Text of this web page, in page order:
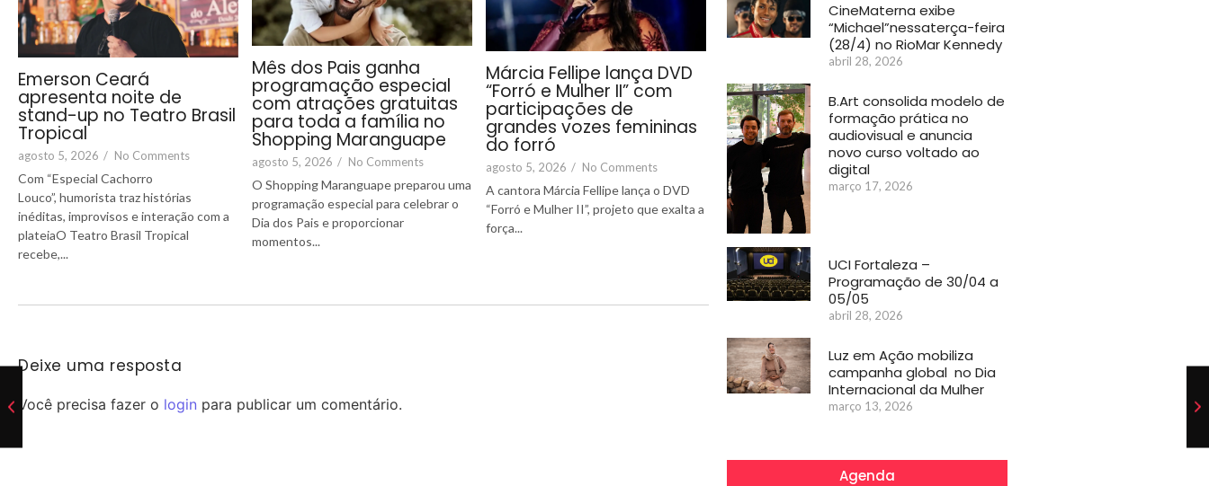
Emerson Ceará
apresenta noite de
stand-up no Teatro Brasil
Tropical
agosto 5, 2026 / No Comments
Com “Especial Cachorro
Louco”, humorista traz histórias
inéditas, improvisos e interação com a
plateiaO Teatro Brasil Tropical
recebe,...
Mês dos Pais ganha
programação especial
com atrações gratuitas
para toda a família no
Shopping Maranguape
agosto 5, 2026 / No Comments
O Shopping Maranguape preparou uma
programação especial para celebrar o
Dia dos Pais e proporcionar
momentos...
Márcia Fellipe lança DVD
“Forró e Mulher II” com
participações de
grandes vozes femininas
do forró
agosto 5, 2026 / No Comments
A cantora Márcia Fellipe lança o DVD
“Forró e Mulher II”, projeto que exalta a
força...
Deixe uma resposta
Você precisa fazer o login para publicar um comentário.
CineMaterna exibe
“Michael”nessaterça-feira
(28/4) no RioMar Kennedy
abril 28, 2026
B.Art consolida modelo de
formação prática no
audiovisual e anuncia
novo curso voltado ao
digital
março 17, 2026
UCI Fortaleza –
Programação de 30/04 a
05/05
abril 28, 2026
Luz em Ação mobiliza
campanha global no Dia
Internacional da Mulher
março 13, 2026
Agenda